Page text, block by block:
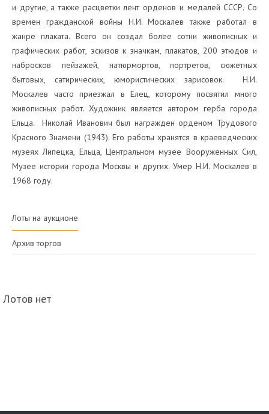
и другие, а также расцветки лент орденов и медалей СССР. Со
времен гражданской войны Н.И. Москалев также работал в
жанре плаката. Всего он создал более сотни живописных и
графических работ, эскизов к значкам, плакатов, 200 этюдов и
набросков пейзажей, натюрмортов, портретов, сюжетных
бытовых, сатирических, юмористических зарисовок. Н.И.
Москалев часто приезжал в Елец, которому посвятил много
живописных работ. Художник является автором герба города
Ельца. Николай Иванович был награжден орденом Трудового
Красного Знамени (1943). Его работы хранятся в краеведческих
музеях Липецка, Ельца, Центральном музее Вооруженных Сил,
Музее истории города Москвы и других. Умер Н.И. Москалев в
1968 году.
Лоты на аукционе
Архив торгов
Лотов нет